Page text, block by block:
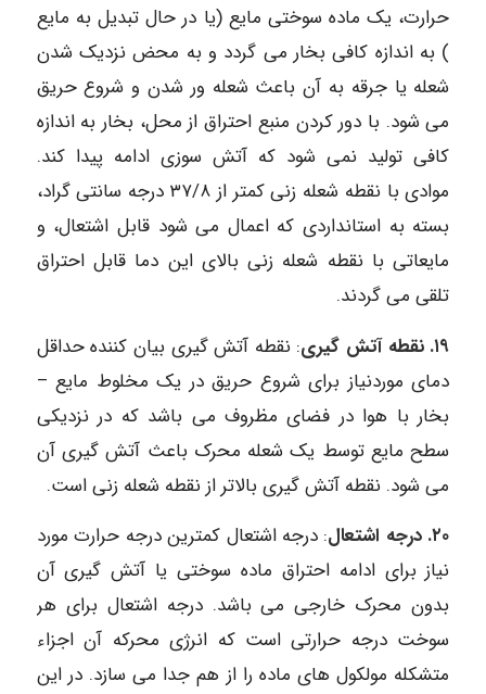
حرارت، یک ماده سوختی مایع (یا در حال تبدیل به مایع
) به اندازه کافی بخار می گردد و به محض نزدیک شدن
شعله یا جرقه به آن باعث شعله ور شدن و شروع حریق
می شود. با دور کردن منبع احتراق از محل، بخار به اندازه
کافی تولید نمی شود که آتش سوزی ادامه پیدا کند.
موادی با نقطه شعله زنی کمتر از ۳۷/۸ درجه سانتی گراد،
بسته به استانداردی که اعمال می شود قابل اشتعال، و
مایعاتی با نقطه شعله زنی بالای این دما قابل احتراق
تلقی می گردند.
۱۹. نقطه آتش گیری
: نقطه آتش گیری بیان کننده حداقل
دمای موردنیاز برای شروع حریق در یک مخلوط مایع –
بخار با هوا در فضای مظروف می باشد که در نزدیکی
سطح مایع توسط یک شعله محرک باعث آتش گیری آن
می شود. نقطه آتش گیری بالاتر از نقطه شعله زنی است.
۲۰. درجه اشتعال
: درجه اشتعال کمترین درجه حرارت مورد
نیاز برای ادامه احتراق ماده سوختی یا آتش گیری آن
بدون محرک خارجی می باشد. درجه اشتعال برای هر
سوخت درجه حرارتی است که انرژی محرکه آن اجزاء
متشکله مولکول های ماده را از هم جدا می سازد. در این